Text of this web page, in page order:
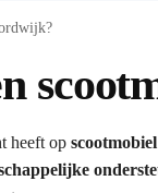
heeft op